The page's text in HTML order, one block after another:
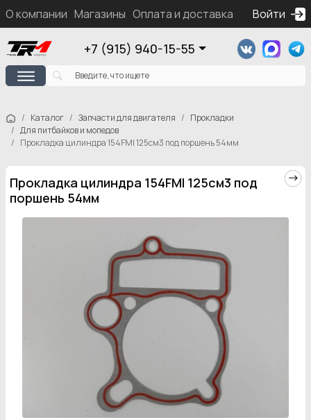
О компании Магазины Оплата и доставка Контакты
Войти
+7 (915) 940-15-55
Каталог Запчасти для двигателя
Прокладки
Для питбайков и мопедов
Прокладка цилиндра 154FMI 125см3 под поршень 54мм
Прокладка цилиндра 154FMI 125см3 под
поршень 54мм